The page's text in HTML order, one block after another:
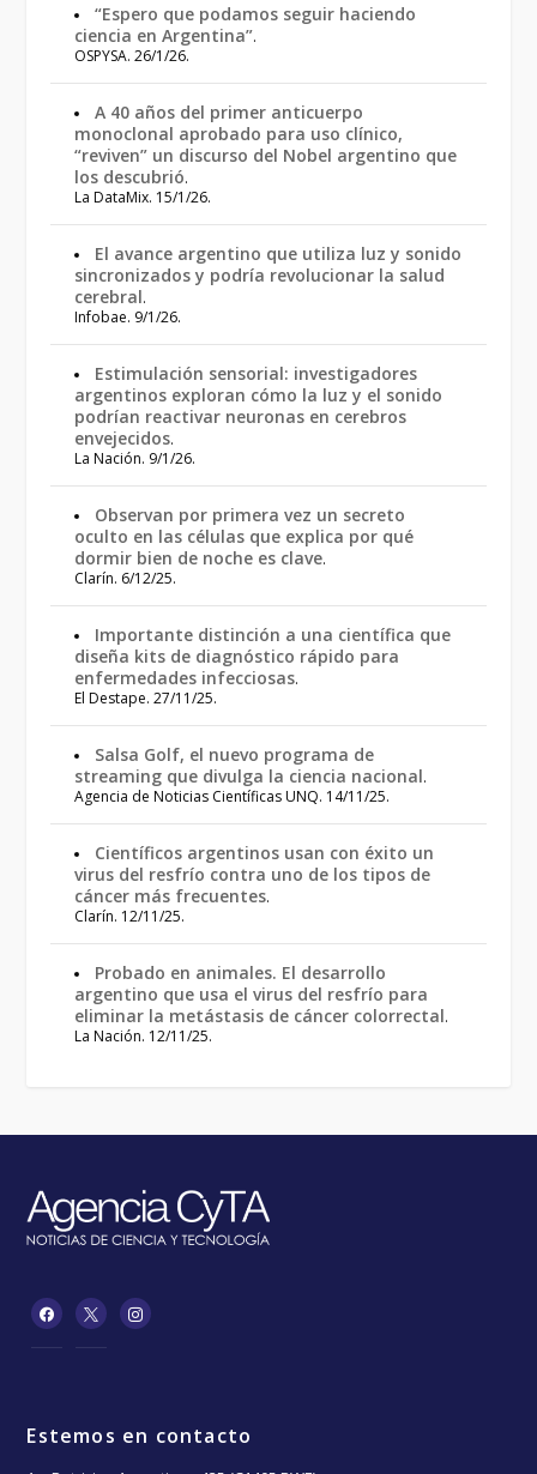
“Espero que podamos seguir haciendo
ciencia en Argentina”.
OSPYSA. 26/1/26.
A 40 años del primer anticuerpo
monoclonal aprobado para uso clínico,
“reviven” un discurso del Nobel argentino que
los descubrió.
La DataMix. 15/1/26.
El avance argentino que utiliza luz y sonido
sincronizados y podría revolucionar la salud
cerebral.
Infobae. 9/1/26.
Estimulación sensorial: investigadores
argentinos exploran cómo la luz y el sonido
podrían reactivar neuronas en cerebros
envejecidos.
La Nación. 9/1/26.
Observan por primera vez un secreto
oculto en las células que explica por qué
dormir bien de noche es clave.
Clarín. 6/12/25.
Importante distinción a una científica que
diseña kits de diagnóstico rápido para
enfermedades infecciosas.
El Destape. 27/11/25.
Salsa Golf, el nuevo programa de
streaming que divulga la ciencia nacional.
Agencia de Noticias Científicas UNQ. 14/11/25.
Científicos argentinos usan con éxito un
virus del resfrío contra uno de los tipos de
cáncer más frecuentes.
Clarín. 12/11/25.
Probado en animales. El desarrollo
argentino que usa el virus del resfrío para
eliminar la metástasis de cáncer colorrectal.
La Nación. 12/11/25.
Estemos en contacto